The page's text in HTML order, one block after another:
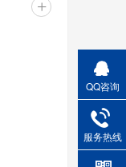
+
QQ咨询
服务热线